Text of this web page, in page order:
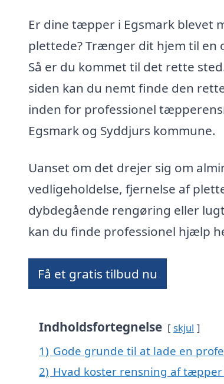
Er dine tæpper i Egsmark blevet
plettede? Trænger dit hjem til en
Så er du kommet til det rette
siden kan du nemt finde den
inden for professionel
Egsmark og Syddjurs kommune.
Uanset om det drejer sig om
vedligeholdelse, fjernelse af
dybdegående rengøring eller
kan du finde professionel hjælp
Få et gratis tilbud nu
Indholdsfortegnelse skjul
1) Gode grunde til at lade en
2) Hvad koster rensning af tæpper